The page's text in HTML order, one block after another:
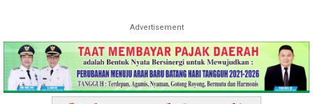
Advertisement